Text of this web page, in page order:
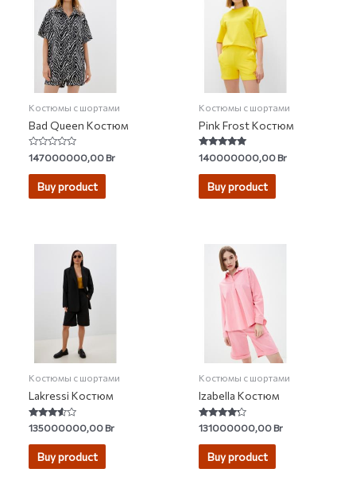
Костюмы с шортами
Bad Queen Костюм
Rated
0
out
147000000,00Br
Buy product
Костюмы с шортами
Pink Frost Костюм
Rated
4.75
out of 5
140000000,00Br
Buy product
Костюмы с шортами
Lakressi Костюм
Rated
3.33
out of 5
135000000,00Br
Buy product
Костюмы с шортами
Izabella Костюм
Rated
4.00
out of 5
131000000,00Br
Buy product